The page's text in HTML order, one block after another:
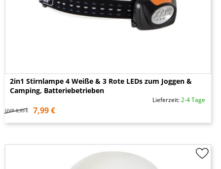
2in1 Stirnlampe 4 Weiße & 3 Rote LEDs zum Joggen &
Camping, Batteriebetrieben
Lieferzeit:2-4 Tage
UVP 8,95 € 7,99 €